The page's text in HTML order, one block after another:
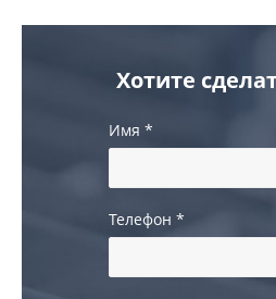
Хотите
Имя *
Телефон *